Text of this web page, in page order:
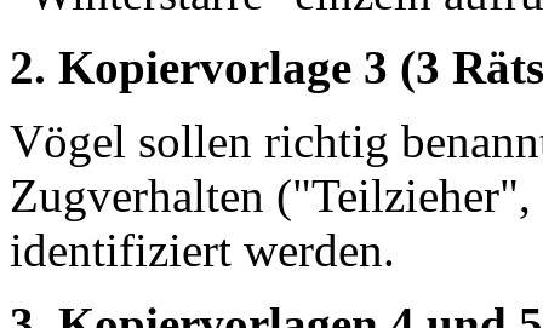
2. Kopiervorlage 3 (3
Vögel sollen richtig
Zugverhalten
identifiziert werden.